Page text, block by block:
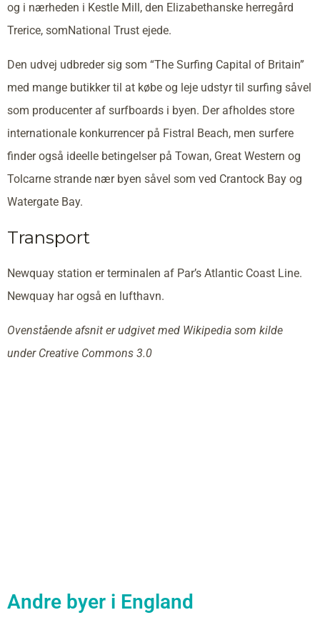
og i nærheden i Kestle Mill, den Elizabethanske herregård
Trerice, somNational Trust ejede.
Den udvej udbreder sig som “The Surfing Capital of Britain”
med mange butikker til at købe og leje udstyr til surfing såvel
som producenter af surfboards i byen. Der afholdes store
internationale konkurrencer på Fistral Beach, men surfere
finder også ideelle betingelser på Towan, Great Western og
Tolcarne strande nær byen såvel som ved Crantock Bay og
Watergate Bay.
Transport
Newquay station er terminalen af Par’s Atlantic Coast Line.
Newquay har også en lufthavn.
Ovenstående afsnit er udgivet med Wikipedia som kilde
under Creative Commons 3.0
Andre byer i England